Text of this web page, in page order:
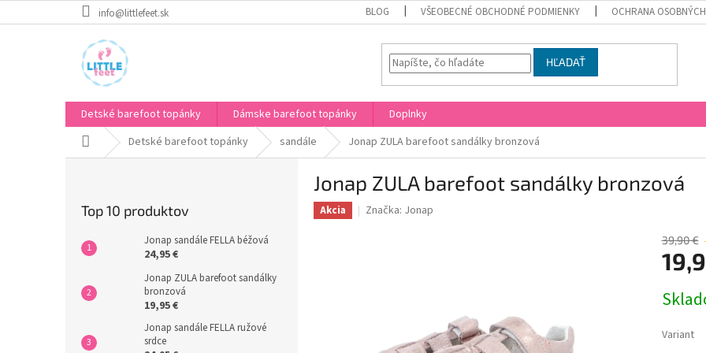
na
info@littlefeet.sk BLOG VŠEOBECNÉ OBCHODNÉ PODMIENKY OCHRANA
HĽADAŤ
Detské barefoot topánky Dámske barefoot topánky
Doplnky
DomovDetské barefoot topánky sandále Jonap ZULA barefoot sandálky bronzová
Top 10 produktov
Jonap sandále FELLA béžová
24,95 €
Jonap ZULA barefoot sandálky
bronzová
19,95 €
Jonap sandále FELLA ružové
srdce
Jonap ZULA barefoot sandálky bronzová
Akcia Značka: Jonap
39,90 €
cena:
Variant